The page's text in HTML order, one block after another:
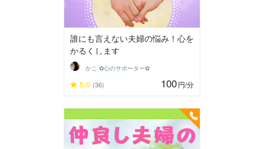
誰にも言えない夫婦の悩み！心を
かるくします
かこ ✿心のサポーター✿
5.0 (36) 100円/分